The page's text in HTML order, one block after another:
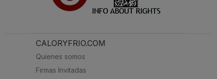
CALORYFRIO.COM
Quienes somos
Firmas Invitadas